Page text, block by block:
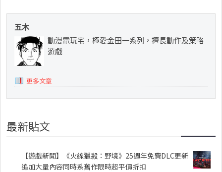
五木
動漫電玩宅，極愛金田一系列，擅長動作及策略
遊戲
更多文章
最新貼文
【遊戲新聞】《火線獵殺：野境》25週年免費DLC更新
追加大量內容同時系舊作限時超平價折扣